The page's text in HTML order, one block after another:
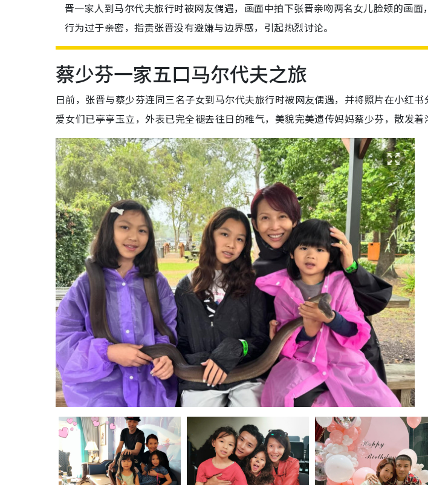
晋一家人到马尔代夫旅行时被网友偶遇，画面中拍下张晋亲吻两名女儿脸颊的画
行为过于亲密，指责张晋没有避嫌与边界感，引起热烈讨论。
蔡少芬一家五口马尔代夫之旅
日前，张晋与蔡少芬连同三名子女到马尔代夫旅行时被网友偶遇，并将照片在小红
爱女们已亭亭玉立，外表已完全褪去往日的稚气，美貌完美遗传妈妈蔡少芬，散发着